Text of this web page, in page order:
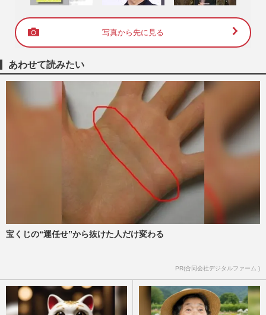
写真から先に見る
あわせて読みたい
宝くじの“運任せ”から抜けた人だけ変わる
PR(合同会社デジタルファーム )